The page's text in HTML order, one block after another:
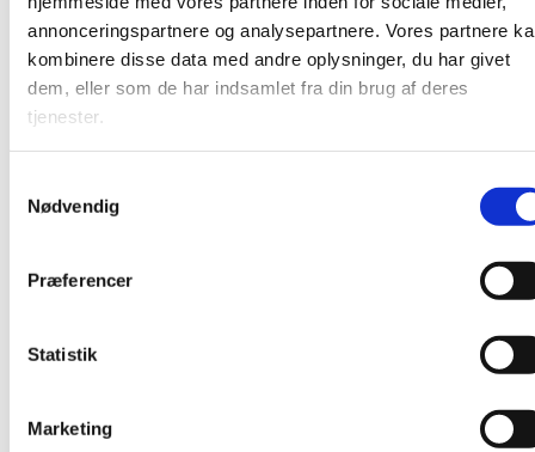
annonceringspartnere og analysepartnere. Vores partnere
kombinere disse data med andre oplysninger, du har givet
dem, eller som de har indsamlet fra din brug af deres
tjenester.
Nødvendig
Præferencer
Statistik
Marketing
nadver.
Vi slutter af med at drikke kaffe sammen. Alle er velkomne!
Adressen er Karlslunde Parkvej 27
Præst: Johan Dalsgaard
Organist: Merete Laursen
Du vil måske også kunne lide...